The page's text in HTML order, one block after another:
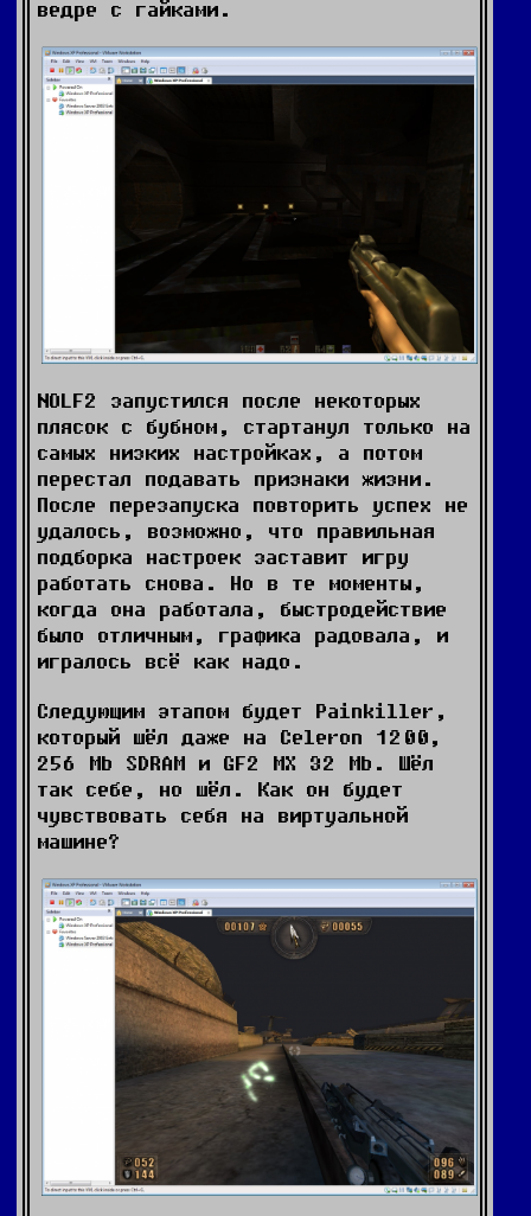
ведре с гайками.
NOLF2 запустился после некоторых
плясок с бубном, стартанул только на
самых низких настройках, а потом
перестал подавать признаки жизни.
После перезапуска повторить успех не
удалось, возможно, что правильная
подборка настроек заставит игру
работать снова. Но в те моменты,
когда она работала, быстродействие
было отличным, графика радовала, и
игралось всё как надо.
Следующим этапом будет Painkiller,
который шёл даже на Celeron 1200,
256 Mb SDRAM и GF2 MX 32 Mb. Шёл
так себе, но шёл. Как он будет
чувствовать себя на виртуальной
машине?